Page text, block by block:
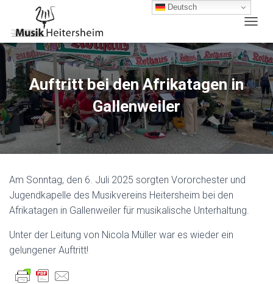
A
V
I
G
A
T
I
O
U
Auftritt bei den Afrikatagen in
Gallenweiler
Am Sonntag, den 6. Juli 2025 sorgten Vororchester und
Jugendkapelle des Musikvereins Heitersheim bei den
Afrikatagen in Gallenweiler für musikalische Unterhaltung.
Unter der Leitung von Nicola Müller war es wieder ein
gelungener Auftritt!
Deutsch